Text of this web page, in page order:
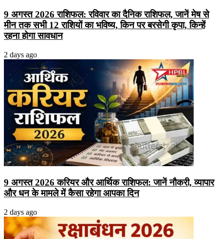
9 अगस्त 2026 राशिफल: रविवार का दैनिक राशिफल, जानें मेष से
मीन तक सभी 12 राशियों का भविष्य, किन पर बरसेगी कृपा, किन्हें
रहना होगा सावधान
2 days ago
9 अगस्त 2026 करियर और आर्थिक राशिफल: जानें नौकरी, व्यापार
और धन के मामले में कैसा रहेगा आपका दिन
2 days ago